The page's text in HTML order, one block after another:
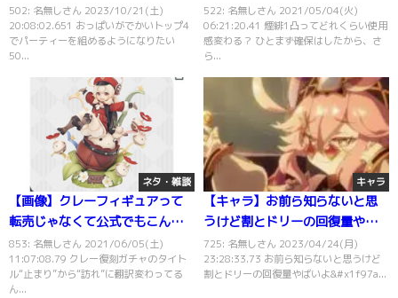
なりたい⇐あのキャラのおかげ
で猫パーティ組めた
502: 名無しさん 2023/10/21(土)
20:08:02.651 おっぱいがでかいトップ4
でパーティーを組めるようになりたい
50...
522: 名無しさん 2021/05/04(火)
06:21:20.41 煙緋1凸ってどれくらい使用
感変わる？ ひとまず確保はしたから、さ
ら...
ネタ・雑談
【画像】クレーフィギュアって
転売じゃなくて公式でもこんな
価格するのかｗｗ
853: 名無しさん 2021/06/05(土)
11:07:08.79 クレー復刻ガチャのタイト
ル“止まり”から“訪れ”に翻訳変わってる
ん...
キャラ
【キャラ】お前ら知らないと思
うけど割とドリーの回復量やば
いよ
725: 名無しさん 2023/04/24(月)
23:28:33.73 お前ら知らないと思うけど
割とドリーの回復量やばいよ&#x1f97a...